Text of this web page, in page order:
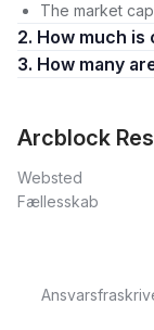
The market
2. How much
3.
Arcblock
Websted
Fællesskab